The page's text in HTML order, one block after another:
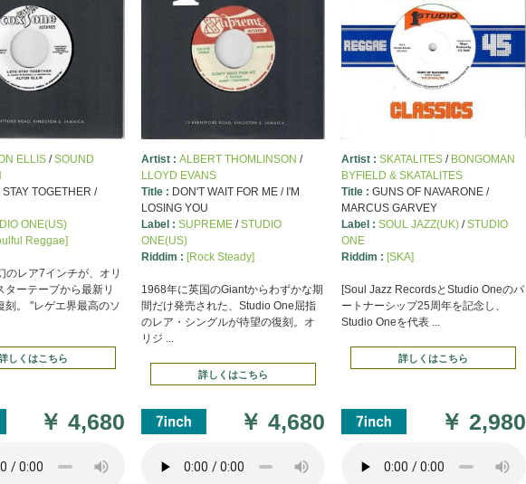
ELLIS /SOUND
STAY TOGETHER /
ONE(US)
Reggae]
のレア7インチが、オリ
ターテープから最新リ
刻。 "レゲエ界最高のソ
しくはこちら
￥4,680
Artist : ALBERT THOMLINSON /
LLOYD EVANS
Title : DON'T WAIT FOR ME / I'M
LOSING YOU
Label : SUPREME/STUDIO
ONE(US)
Riddim : [Rock Steady]
1968年に英国のGiantからわずかな期
間だけ発売された、Studio One屈指
のレア・シングルが待望の復刻。オ
リジ ...
詳しくはこちら
￥4,680
Artist : SKATALITES/ BONGOMAN
BYFIELD & SKATALITES
Title : GUNS OF NAVARONE /
MARCUS GARVEY
Label : SOUL JAZZ(UK)/STUDIO
ONE
Riddim : [SKA]
[Soul Jazz RecordsとStudio Oneのパ
ートナーシップ25周年を記念し、
Studio Oneを代表 ...
詳しくはこちら
￥ 2,980